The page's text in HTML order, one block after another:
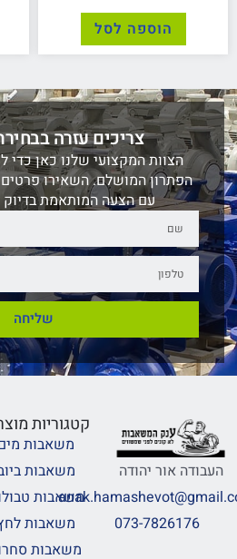
הוספה לסל
צריכים עזרה
הצוות המקצועי שלנו כאן כדי
הפתרון המושלם. השאירו
עם הצעה המותאמת
שליחה
העבודה אור יהודה
073-7826176
קטגוריות
משאבות
משאבות
משאבות
משאבות
משאבות